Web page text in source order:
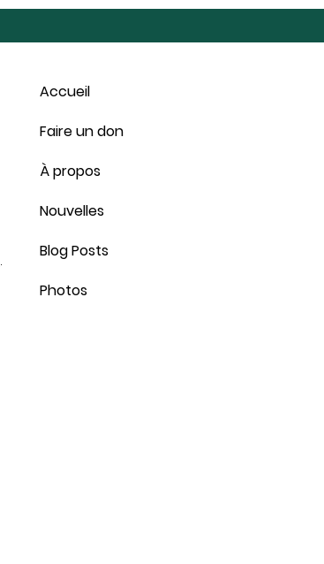
Accueil
Faire un don
À propos
Nouvelles
Blog Posts
Photos
.